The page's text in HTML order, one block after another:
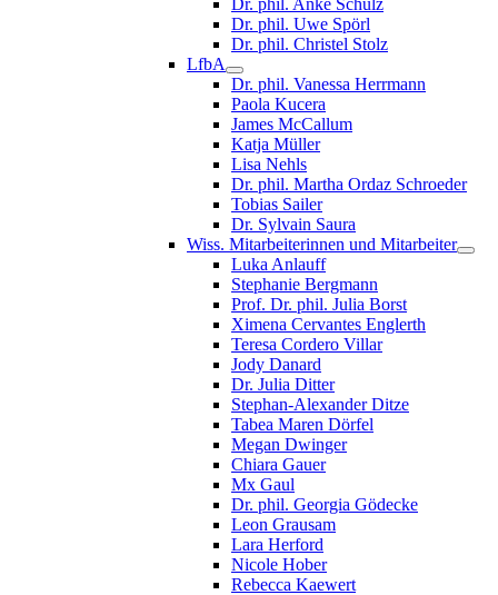
Dr. phil. Uwe Spörl
Dr. phil. Christel Stolz
LfbA
Dr. phil. Vanessa Herrmann
Paola Kucera
James McCallum
Katja Müller
Lisa Nehls
Dr. phil. Martha Ordaz Schroeder
Tobias Sailer
Dr. Sylvain Saura
Wiss. Mitarbeiterinnen und Mitarbeiter
Luka Anlauff
Stephanie Bergmann
Prof. Dr. phil. Julia Borst
Ximena Cervantes Englerth
Teresa Cordero Villar
Jody Danard
Dr. Julia Ditter
Stephan-Alexander Ditze
Tabea Maren Dörfel
Megan Dwinger
Chiara Gauer
Mx Gaul
Dr. phil. Georgia Gödecke
Leon Grausam
Lara Herford
Nicole Hober
Rebecca Kaewert